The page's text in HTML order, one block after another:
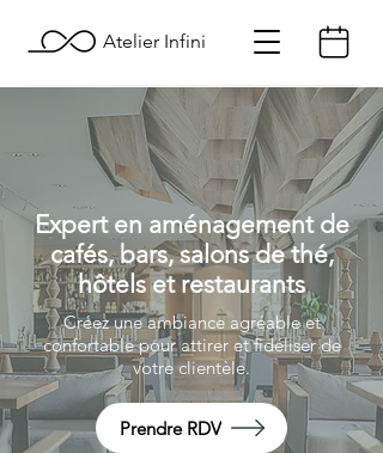
Atelier Infini
Expert en aménagement de
cafés, bars, salons de thé,
hôtels et restaurants
Créez une ambiance agréable et
confortable pour attirer et fidéliser de
votre clientèle.
Prendre RDV